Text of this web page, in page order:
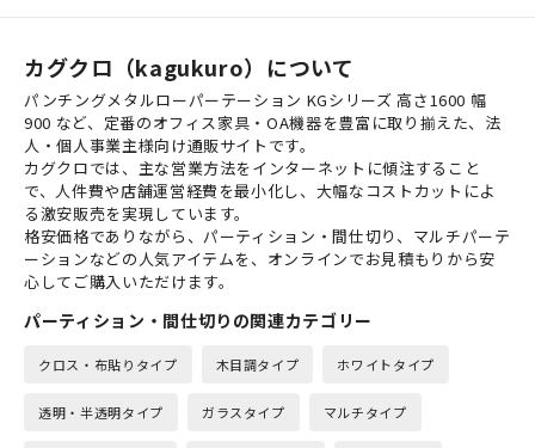
カグクロ（kagukuro）について
パンチングメタルローパーテーション KGシリーズ 高さ1600 幅
900 など、定番のオフィス家具・OA機器を豊富に取り揃えた、法
人・個人事業主様向け通販サイトです。
カグクロでは、主な営業方法をインターネットに傾注すること
で、人件費や店舗運営経費を最小化し、大幅なコストカットによ
る激安販売を実現しています。
格安価格でありながら、パーティション・間仕切り、マルチパーテ
ーションなどの人気アイテムを、オンラインでお見積もりから安
心してご購入いただけます。
パーティション・間仕切りの関連カテゴリー
クロス・布貼りタイプ 木目調タイプ ホワイトタイプ
透明・半透明タイプ ガラスタイプ マルチタイプ